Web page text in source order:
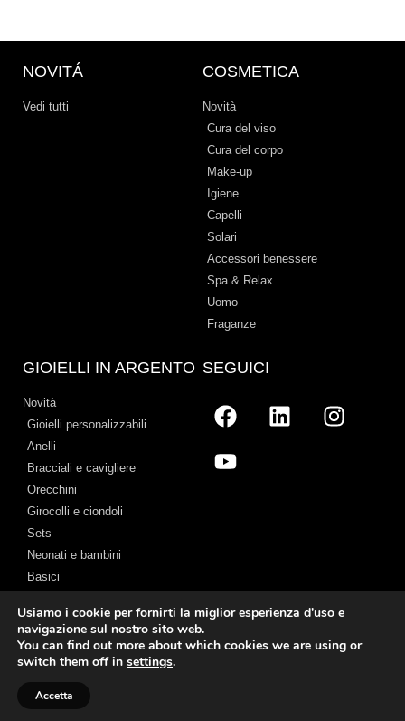
NOVITÁ
Vedi tutti
COSMETICA
Novità
Cura del viso
Cura del corpo
Make-up
Igiene
Capelli
Solari
Accessori benessere
Spa & Relax
Uomo
Fraganze
GIOIELLI IN ARGENTO
Novità
Gioielli personalizzabili
Anelli
Bracciali e cavigliere
Orecchini
Girocolli e ciondoli
Sets
Neonati e bambini
Basici
SEGUICI
Avviso legale–Termini e Condizioni– Politica sui cookie–Chi Siamo
Usiamo i cookie per fornirti la miglior esperienza d'uso e
navigazione sul nostro sito web.
You can find out more about which cookies we are using or
switch them off in settings.
Accetta